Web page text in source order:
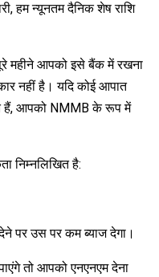
हम न्यूनतम दैनिक शेष राशि
महीने आपको इसे बैंक में रखना
नहीं है। यदि कोई आपात
हैं, आपको NMMB के रूप में
निम्नलिखित है:
पर उस पर कम ब्याज देगा।
तो आपको एनएनएम देना